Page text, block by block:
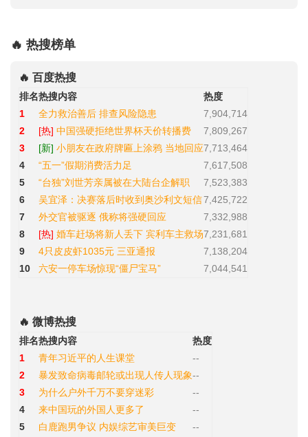
🔥 热搜榜单
🔥 百度热搜
排名热搜内容
热度
1
全力救治善后 排查风险隐患
7,904,714
2
[热] 中国强硬拒绝世界杯天价转播费
7,809,267
3
[新] 小朋友在政府牌匾上涂鸦 当地回应7,713,464
4
“五一”假期消费活力足
7,617,508
5
“台独”刘世芳亲属被在大陆台企解职
7,523,383
6
吴宜泽：决赛落后时收到奥沙利文短信7,425,722
7
外交官被驱逐 俄称将强硬回应
7,332,988
8
[热] 婚车赶场将新人丢下 宾利车主救场7,231,681
9
4只皮皮虾1035元 三亚通报
7,138,204
10
六安一停车场惊现“僵尸宝马” 7,044,541
🔥 微博热搜
排名热搜内容
热度
1
青年习近平的人生课堂
--
2
暴发致命病毒邮轮或出现人传人现象--
3
为什么户外千万不要穿迷彩
--
4
来中国玩的外国人更多了
--
5
白鹿跑男争议 内娱综艺审美巨变 --